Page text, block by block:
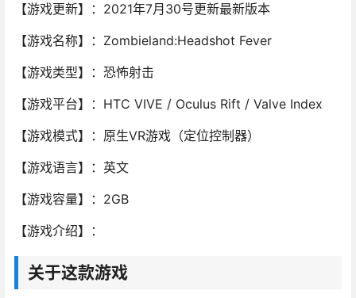
【游戏更新】：2021年7月30号更新最新版本
【游戏名称】：Zombieland:Headshot Fever
【游戏类型】：恐怖射击
【游戏平台】：HTC VIVE / Oculus Rift / Valve Index
【游戏模式】：原生VR游戏（定位控制器）
【游戏语言】：英文
【游戏容量】：2GB
【游戏介绍】：
关于这款游戏